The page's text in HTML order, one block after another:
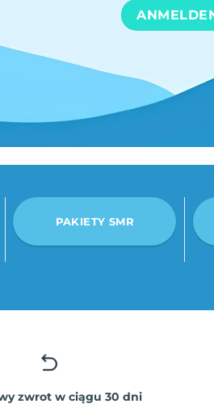
PAKIETY SMR
zwrot w ciągu 30 dni